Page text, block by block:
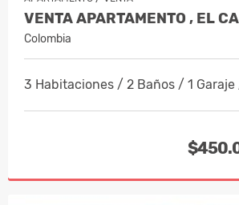
Colombia
3 Habitaciones / 2 Baños / 1 Garaje